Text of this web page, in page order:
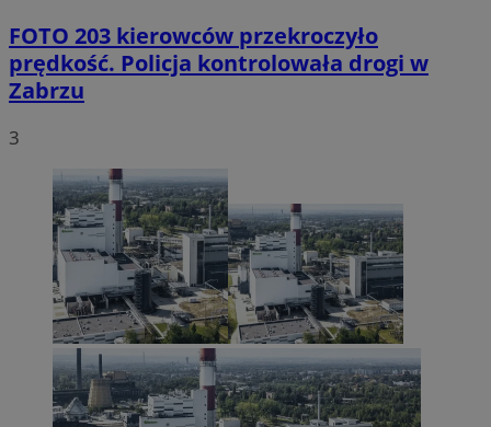
FOTO 203 kierowców przekroczyło
prędkość. Policja kontrolowała drogi w
Zabrzu
3